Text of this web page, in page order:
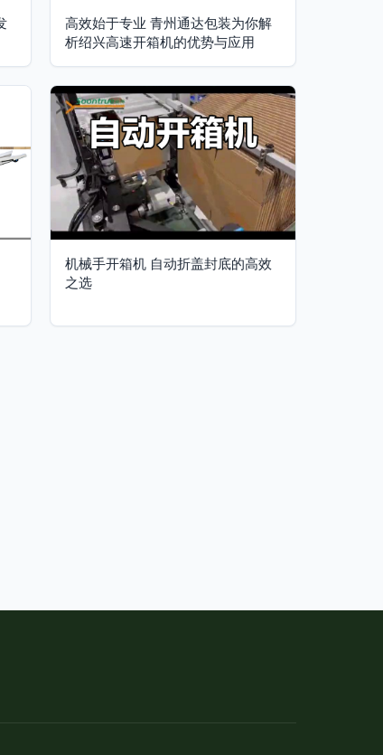
高效始于专业 青州通达包装为你解
析绍兴高速开箱机的优势与应用
机械手开箱机 自动折盖封底的高效
之选